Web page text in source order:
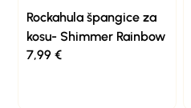
Rockahula špangice za
kosu- Shimmer Rainbow
7,99€